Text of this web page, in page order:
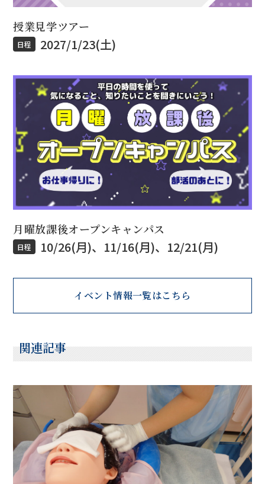
授業見学ツアー
日程 2027/1/23(土)
月曜放課後オープンキャンパス
日程 10/26(月)、11/16(月)、12/21(月)
イベント情報一覧はこちら
関連記事